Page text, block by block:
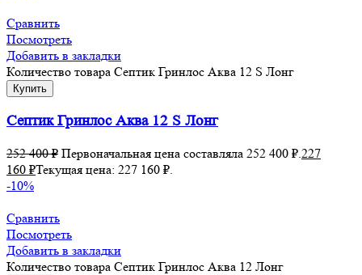
Сравнить
Посмотреть
Добавить в закладки
Количество товара Септик Гринлос Аква 12 S Лонг
Купить
Септик Гринлос Аква 12 S Лонг
252 400₽ Первоначальная цена составляла 252 400 ₽. 227
160 ₽Текущая цена: 227 160 ₽.
-10%
Сравнить
Посмотреть
Добавить в закладки
Количество товара Септик Гринлос Аква 12 Лонг